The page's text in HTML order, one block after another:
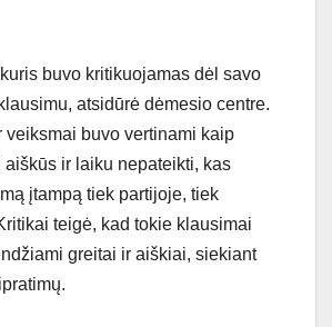
buvo kritikuojamas dėl savo
atsidūrė dėmesio centre.
veiksmai buvo vertinami kaip
aiškūs ir laiku nepateikti, kas
įtampą tiek partijoje, tiek
teigė, kad tokie klausimai
greitai ir aiškiai, siekiant